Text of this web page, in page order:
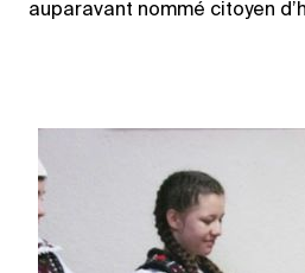
auparavant nommé citoyen